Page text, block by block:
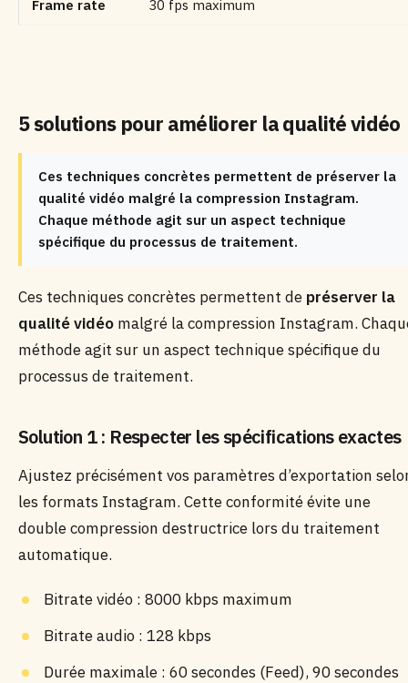
Frame rate 30 fps maximum
5 solutions pour améliorer la qualité vidéo
Ces techniques concrètes permettent de préserver la
qualité vidéo malgré la compression Instagram.
Chaque méthode agit sur un aspect technique
spécifique du processus de traitement.
Ces techniques concrètes permettent de préserver la
qualité vidéo malgré la compression Instagram.
méthode agit sur un aspect technique spécifique du
processus de traitement.
Solution 1 : Respecter les spécifications exactes
Ajustez précisément vos paramètres d’exportation
les formats Instagram. Cette conformité évite une
double compression destructrice lors du traitement
automatique.
Bitrate vidéo : 8000 kbps maximum
Bitrate audio : 128 kbps
Durée maximale : 60 secondes (Feed), 90 secondes